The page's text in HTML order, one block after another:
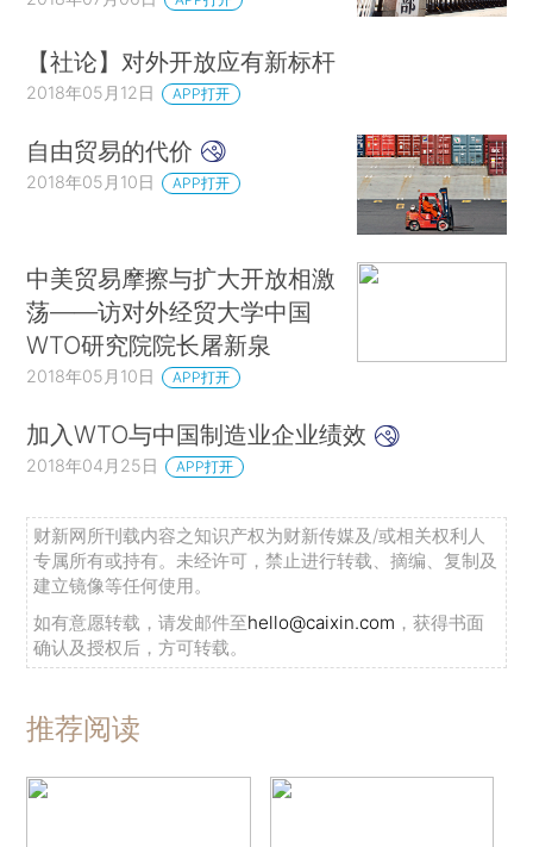
【社论】对外开放应有新标杆
2018年05月12日 APP打开
自由贸易的代价
2018年05月10日 APP打开
中美贸易摩擦与扩大开放相激
荡——访对外经贸大学中国
WTO研究院院长屠新泉
2018年05月10日 APP打开
加入WTO与中国制造业企业绩效
2018年04月25日 APP打开
财新网所刊载内容之知识产权为财新传媒及/或相关权利人
专属所有或持有。未经许可，禁止进行转载、摘编、复制及
建立镜像等任何使用。
如有意愿转载，请发邮件至hello@caixin.com ，获得书面
确认及授权后，方可转载。
推荐阅读